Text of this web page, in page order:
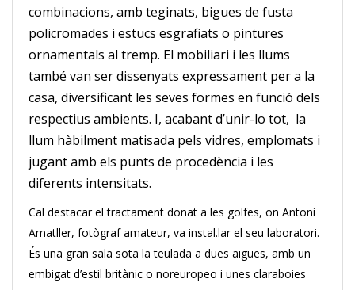
combinacions, amb teginats, bigues de fusta
policromades i estucs esgrafiats o pintures
ornamentals al tremp. El mobiliari i les llums
també van ser dissenyats expressament per a la
casa, diversificant les seves formes en funció dels
respectius ambients. I, acabant d’unir-lo tot, la
llum hàbilment matisada pels vidres, emplomats i
jugant amb els punts de procedència i les
diferents intensitats.
Cal destacar el tractament donat a les golfes, on Antoni
Amatller, fotògraf amateur, va instal.lar el seu laboratori.
És una gran sala sota la teulada a dues aigües, amb un
embigat d’estil britànic o noreuropeo i unes claraboies